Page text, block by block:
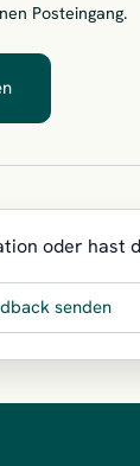
Posteingang.
oder hast
senden